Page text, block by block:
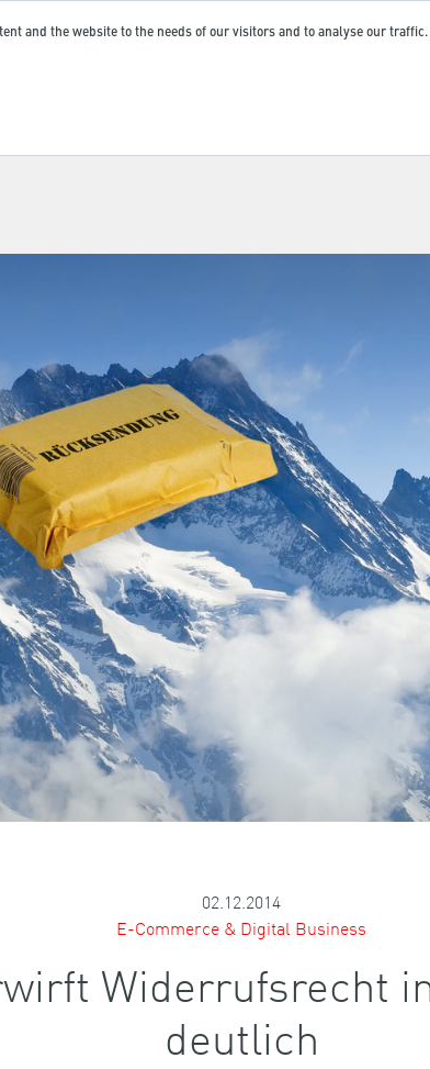
and the website to the needs of our visitors and to analyse our
02.12.2014
E-Commerce & Digital Business
Widerrufsrecht
deutlich